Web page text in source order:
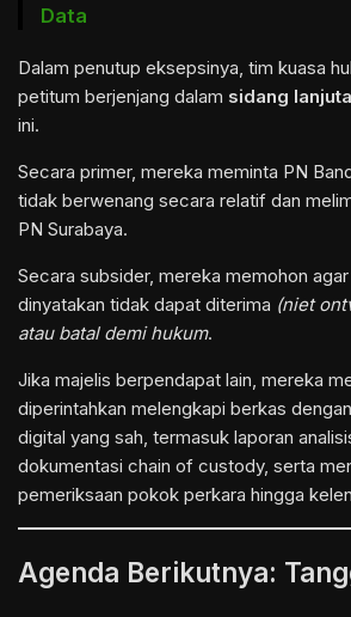
Data
Dalam penutup eksepsinya, tim kuasa
petitum berjenjang dalam sidang
ini.
Secara primer, mereka meminta PN
tidak berwenang secara relatif dan
PN Surabaya.
Secara subsider, mereka memohon
dinyatakan tidak dapat diterima (niet
atau batal demi hukum.
Jika majelis berpendapat lain, mereka
diperintahkan melengkapi berkas
digital yang sah, termasuk laporan
dokumentasi chain of custody, serta
pemeriksaan pokok perkara hingga
Agenda Berikutnya: